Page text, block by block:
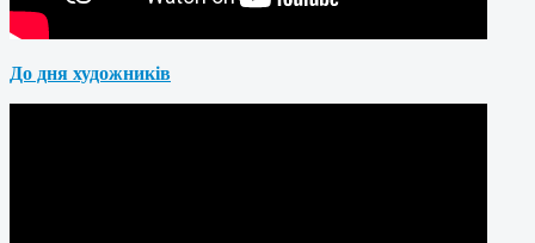
До дня художників